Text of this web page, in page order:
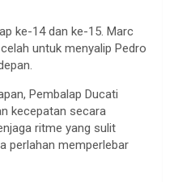
ke-14 dan ke-15. Marc
untuk menyalip Pedro
Pembalap Ducati
kecepatan secara
ritme yang sulit
perlahan memperlebar